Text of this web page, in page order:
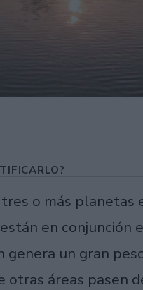
o más planetas
en conjunción
genera un gran
áreas pasen